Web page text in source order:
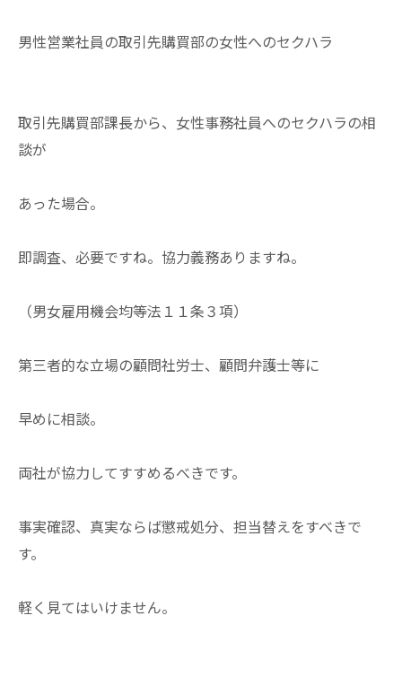
男性営業社員の取引先購買部の女性へのセクハラ
取引先購買部課長から、女性事務社員へのセクハラの相
談が
あった場合。
即調査、必要ですね。協力義務ありますね。
（男女雇用機会均等法１１条３項）
第三者的な立場の顧問社労士、顧問弁護士等に
早めに相談。
両社が協力してすすめるべきです。
事実確認、真実ならば懲戒処分、担当替えをすべきで
す。
軽く見てはいけません。